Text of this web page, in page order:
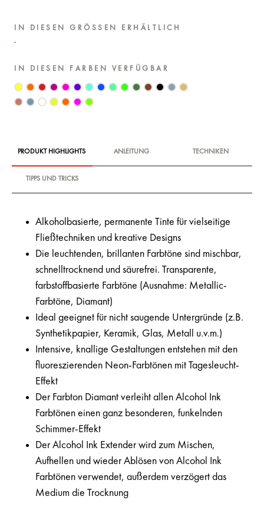
IN DIESEN GRÖSSEN ERHÄLTLICH
IN DIESEN FARBEN VERFÜGBAR
PRODUKT HIGHLIGHTS ANLEITUNG TECHNIKEN
TIPPS UND TRICKS
Alkoholbasierte, permanente Tinte für vielseitige
Fließtechniken und kreative Designs
Die leuchtenden, brillanten Farbtöne sind mischbar,
schnelltrocknend und säurefrei. Transparente,
farbstoffbasierte Farbtöne (Ausnahme: Metallic-
Farbtöne, Diamant)
Ideal geeignet für nicht saugende Untergründe (z.B.
Synthetikpapier, Keramik, Glas, Metall u.v.m.)
Intensive, knallige Gestaltungen entstehen mit den
fluoreszierenden Neon-Farbtönen mit Tagesleucht-
Effekt
Der Farbton Diamant verleiht allen Alcohol Ink
Farbtönen einen ganz besonderen, funkelnden
Schimmer-Effekt
Der Alcohol Ink Extender wird zum Mischen,
Aufhellen und wieder Ablösen von Alcohol Ink
Farbtönen verwendet, außerdem verzögert das
Medium die Trocknung